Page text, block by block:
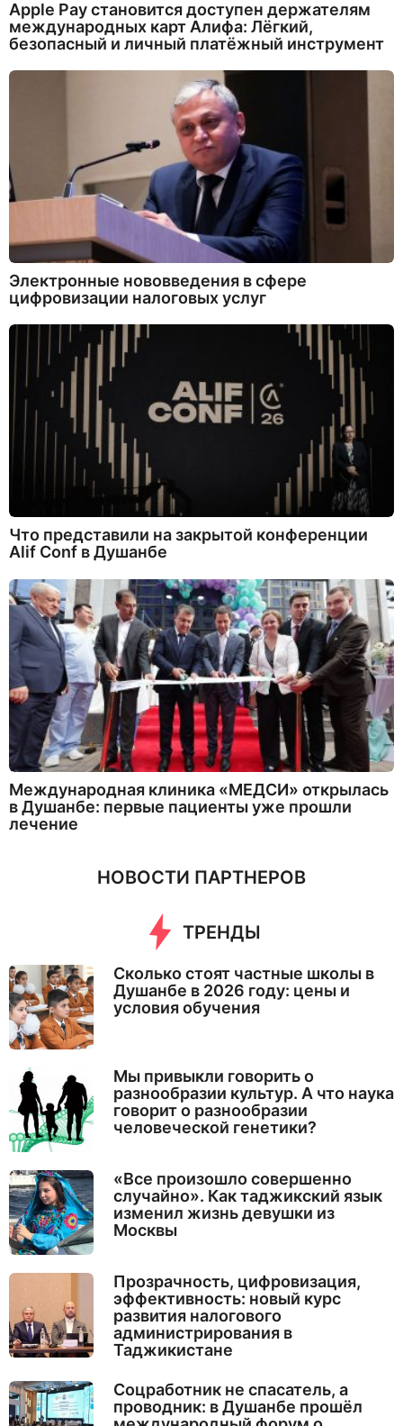
Apple Pay становится доступен держателям
международных карт Алифа: Лёгкий,
безопасный и личный платёжный инструмент
Электронные нововведения в сфере
цифровизации налоговых услуг
Что представили на закрытой конференции
Alif Conf в Душанбе
Международная клиника «МЕДСИ» открылась
в Душанбе: первые пациенты уже прошли
лечение
НОВОСТИ ПАРТНЕРОВ
ТРЕНДЫ
Сколько стоят частные школы в
Душанбе в 2026 году: цены и
условия обучения
Мы привыкли говорить о
разнообразии культур. А что наука
говорит о разнообразии
человеческой генетики?
«Все произошло совершенно
случайно». Как таджикский язык
изменил жизнь девушки из
Москвы
Прозрачность, цифровизация,
эффективность: новый курс
развития налогового
администрирования в
Таджикистане
Соцработник не спасатель, а
проводник: в Душанбе прошёл